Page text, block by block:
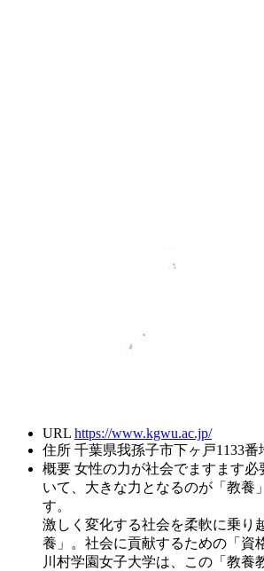
URL https://www.kgwu.ac.jp/
住所 千葉県我孫子市下ヶ戸1133番
概要 女性の力が社会でますます必
いて、大きな力となるのが「教養
す。
激しく変化する社会を柔軟に乗り
養」。社会に貢献するための「資
川村学園女子大学は、この「教養